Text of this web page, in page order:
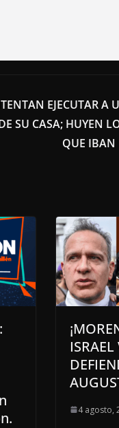
EJECUTAR A
SU CASA; HUYEN
QUE IBAN
4 agosto,